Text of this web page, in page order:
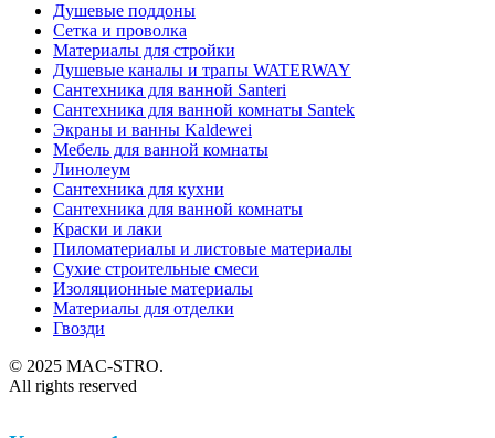
Душевые поддоны
Сетка и проволка
Материалы для стройки
Душевые каналы и трапы WATERWAY
Сантехника для ванной Santeri
Сантехника для ванной комнаты Santek
Экраны и ванны Kaldewei
Мебель для ванной комнаты
Линолеум
Сантехника для кухни
Сантехника для ванной комнаты
Краски и лаки
Пиломатериалы и листовые материалы
Сухие строительные смеси
Изоляционные материалы
Материалы для отделки
Гвозди
© 2025 MAC-STRO.
All rights reserved